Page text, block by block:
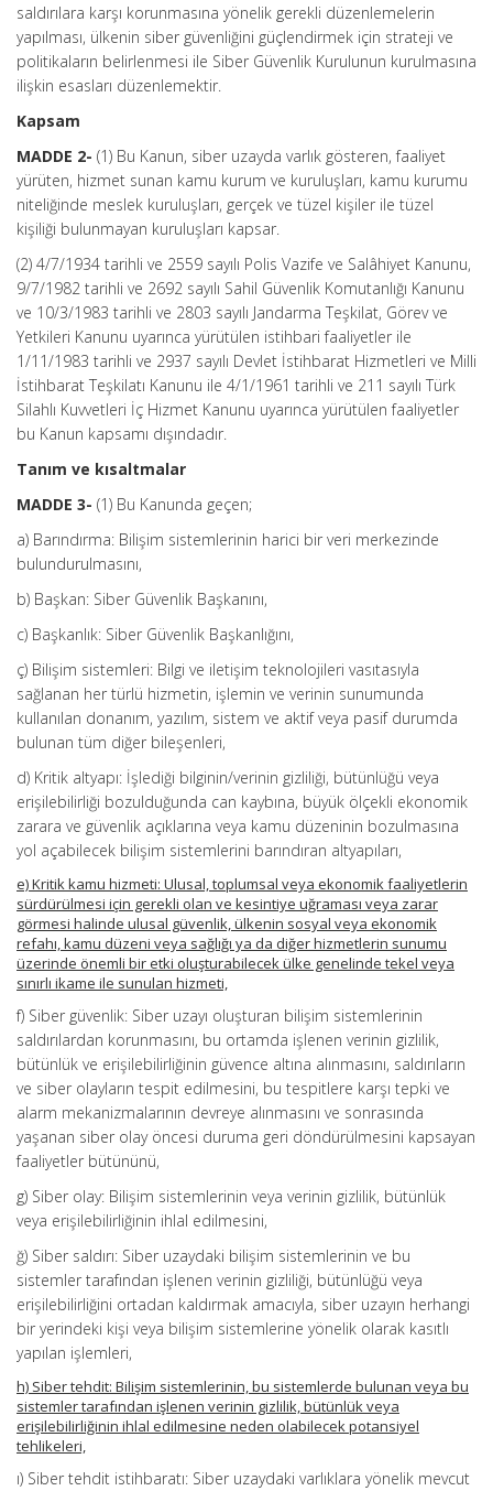
saldırılara karşı korunmasına yönelik gerekli düzenlemelerin
yapılması, ülkenin siber güvenliğini güçlendirmek için strateji ve
politikaların belirlenmesi ile Siber Güvenlik Kurulunun kurulmasına
ilişkin esasları düzenlemektir.
Kapsam
MADDE 2- (1) Bu Kanun, siber uzayda varlık gösteren, faaliyet
yürüten, hizmet sunan kamu kurum ve kuruluşları, kamu kurumu
niteliğinde meslek kuruluşları, gerçek ve tüzel kişiler ile tüzel
kişiliği bulunmayan kuruluşları kapsar.
(2) 4/7/1934 tarihli ve 2559 sayılı Polis Vazife ve Salâhiyet Kanunu,
9/7/1982 tarihli ve 2692 sayılı Sahil Güvenlik Komutanlığı Kanunu
ve 10/3/1983 tarihli ve 2803 sayılı Jandarma Teşkilat, Görev ve
Yetkileri Kanunu uyarınca yürütülen istihbari faaliyetler ile
1/11/1983 tarihli ve 2937 sayılı Devlet İstihbarat Hizmetleri ve Milli
İstihbarat Teşkilatı Kanunu ile 4/1/1961 tarihli ve 211 sayılı Türk
Silahlı Kuvvetleri İç Hizmet Kanunu uyarınca yürütülen faaliyetler
bu Kanun kapsamı dışındadır.
Tanım ve kısaltmalar
MADDE 3- (1) Bu Kanunda geçen;
a) Barındırma: Bilişim sistemlerinin harici bir veri merkezinde
bulundurulmasını,
b) Başkan: Siber Güvenlik Başkanını,
c) Başkanlık: Siber Güvenlik Başkanlığını,
ç) Bilişim sistemleri: Bilgi ve iletişim teknolojileri vasıtasıyla
sağlanan her türlü hizmetin, işlemin ve verinin sunumunda
kullanılan donanım, yazılım, sistem ve aktif veya pasif durumda
bulunan tüm diğer bileşenleri,
d) Kritik altyapı: İşlediği bilginin/verinin gizliliği, bütünlüğü veya
erişilebilirliği bozulduğunda can kaybına, büyük ölçekli ekonomik
zarara ve güvenlik açıklarına veya kamu düzeninin bozulmasına
yol açabilecek bilişim sistemlerini barındıran altyapıları,
e) Kritik kamu hizmeti: Ulusal, toplumsal veya ekonomik faaliyetlerin
sürdürülmesi için gerekli olan ve kesintiye uğraması veya zarar
görmesi halinde ulusal güvenlik, ülkenin sosyal veya ekonomik
refahı, kamu düzeni veya sağlığı ya da diğer hizmetlerin sunumu
üzerinde önemli bir etki oluşturabilecek ülke genelinde tekel veya
sınırlı ikame ile sunulan hizmeti,
f) Siber güvenlik: Siber uzayı oluşturan bilişim sistemlerinin
saldırılardan korunmasını, bu ortamda işlenen verinin gizlilik,
bütünlük ve erişilebilirliğinin güvence altına alınmasını, saldırıların
ve siber olayların tespit edilmesini, bu tespitlere karşı tepki ve
alarm mekanizmalarının devreye alınmasını ve sonrasında
yaşanan siber olay öncesi duruma geri döndürülmesini kapsayan
faaliyetler bütününü,
g) Siber olay: Bilişim sistemlerinin veya verinin gizlilik, bütünlük
veya erişilebilirliğinin ihlal edilmesini,
ğ) Siber saldırı: Siber uzaydaki bilişim sistemlerinin ve bu
sistemler tarafından işlenen verinin gizliliği, bütünlüğü veya
erişilebilirliğini ortadan kaldırmak amacıyla, siber uzayın herhangi
bir yerindeki kişi veya bilişim sistemlerine yönelik olarak kasıtlı
yapılan işlemleri,
h) Siber tehdit: Bilişim sistemlerinin, bu sistemlerde bulunan veya bu
sistemler tarafından işlenen verinin gizlilik, bütünlük veya
erişilebilirliğinin ihlal edilmesine neden olabilecek potansiyel
tehlikeleri,
ı) Siber tehdit istihbaratı: Siber uzaydaki varlıklara yönelik mevcut